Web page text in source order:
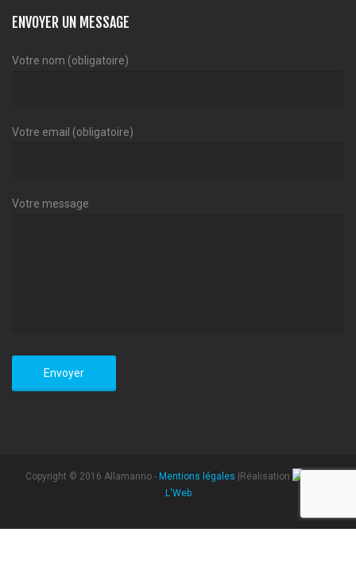
ENVOYER UN MESSAGE
Votre nom (obligatoire)
Votre email (obligatoire)
Votre message
Copyright © 2016 Allamanno - Mentions légales |Réalisation
L'Web